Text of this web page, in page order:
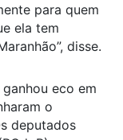
para quem
ela tem
disse.
eco em
o
deputados